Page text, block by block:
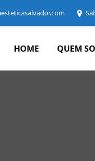
HOME QUEM